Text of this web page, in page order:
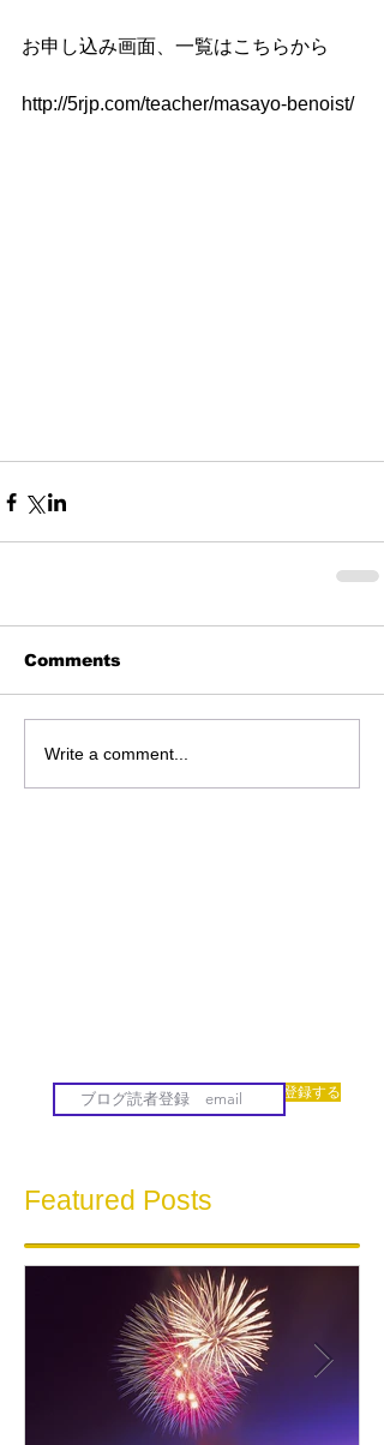
お申し込み画面、一覧はこちらから
http://5rjp.com/teacher/masayo-benoist/
Comments
Write a comment...
登録する
Featured Posts